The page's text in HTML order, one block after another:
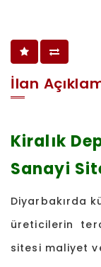
İlan
Kiralık
Sanayi
Diyarbakırda
üreticilerin
sitesi maliyet